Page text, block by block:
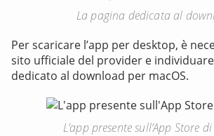
La pagina dedicata al
Per scaricare l’app per desktop, è
sito ufficiale del provider e
dedicato al download per macOS.
L’app presente sull’App Store